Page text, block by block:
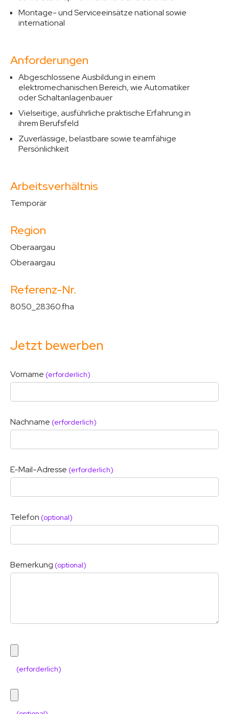
Montage- und Serviceeinsätze national sowie
international
Anforderungen
Abgeschlossene Ausbildung in einem
elektromechanischen Bereich, wie Automatiker
oder Schaltanlagenbauer
Vielseitige, ausführliche praktische Erfahrung in
ihrem Berufsfeld
Zuverlässige, belastbare sowie teamfähige
Persönlichkeit
Arbeitsverhältnis
Temporär
Region
Oberaargau
Oberaargau
Referenz-Nr.
8050_28360.fha
Jetzt bewerben
Vorname (erforderlich)
Nachname (erforderlich)
E-Mail-Adresse (erforderlich)
Telefon (optional)
Bemerkung (optional)
(erforderlich)